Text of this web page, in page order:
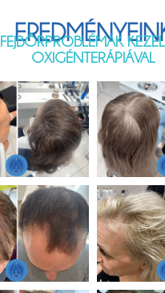
FEJBŐRPROBLÉMÁK
OXIGÉNTERÁPIÁVAL